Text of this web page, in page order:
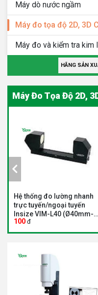
Máy Đo Tọa Độ 2D,
Hệ thống đo lường nhanh
trực tuyến/ngoại tuyến
Insize VIM-L40 (Ø40mm-
20mm, Ø26mm-10mm)
100 đ
Máy dò nước ngầm
Máy đo tọa độ 2D, 3D
Máy đo và kiểm tra kim
HÃNG SẢN